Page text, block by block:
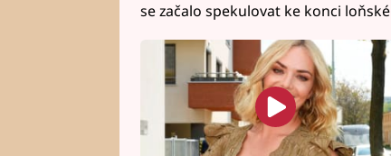
se začalo spekulovat ke konci